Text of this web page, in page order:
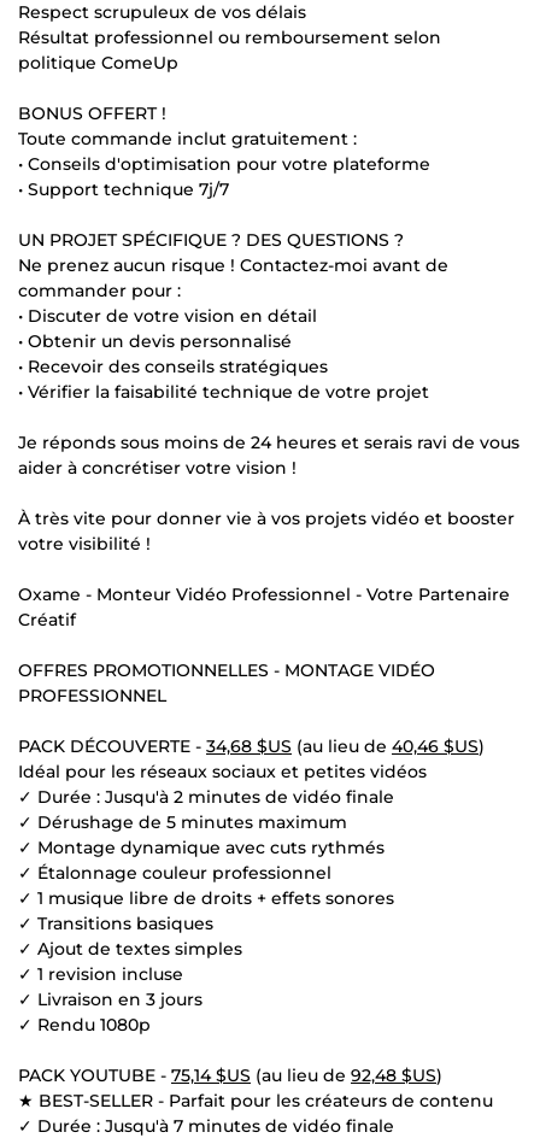
Respect scrupuleux de vos délais
Résultat professionnel ou remboursement selon
politique ComeUp
BONUS OFFERT !
Toute commande inclut gratuitement :
• Conseils d'optimisation pour votre plateforme
• Support technique 7j/7
UN PROJET SPÉCIFIQUE ? DES QUESTIONS ?
Ne prenez aucun risque ! Contactez-moi avant de
commander pour :
• Discuter de votre vision en détail
• Obtenir un devis personnalisé
• Recevoir des conseils stratégiques
• Vérifier la faisabilité technique de votre projet
Je réponds sous moins de 24 heures et serais ravi de vous
aider à concrétiser votre vision !
À très vite pour donner vie à vos projets vidéo et booster
votre visibilité !
Oxame - Monteur Vidéo Professionnel - Votre Partenaire
Créatif
OFFRES PROMOTIONNELLES - MONTAGE VIDÉO
PROFESSIONNEL
PACK DÉCOUVERTE - 34,68 $US (au lieu de 40,46 $US)
Idéal pour les réseaux sociaux et petites vidéos
✓ Durée : Jusqu'à 2 minutes de vidéo finale
✓ Dérushage de 5 minutes maximum
✓ Montage dynamique avec cuts rythmés
✓ Étalonnage couleur professionnel
✓ 1 musique libre de droits + effets sonores
✓ Transitions basiques
✓ Ajout de textes simples
✓ 1 revision incluse
✓ Livraison en 3 jours
✓ Rendu 1080p
PACK YOUTUBE - 75,14 $US (au lieu de 92,48 $US)
★ BEST-SELLER - Parfait pour les créateurs de contenu
✓ Durée : Jusqu'à 7 minutes de vidéo finale